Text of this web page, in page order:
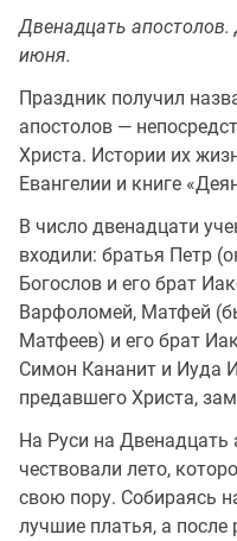
Двенадцать
июня.
Праздник получил
апостолов —
Христа. Истории их
Евангелии и книге
В число двенадцати
входили: братья Петр
Богослов и его брат
Варфоломей, Матфей
Матфеев) и его брат
Симон Кананит и Иуда
предавшего Христа,
На Руси на Двенадцать
чествовали лето,
свою пору. Собираясь
лучшие платья, а после